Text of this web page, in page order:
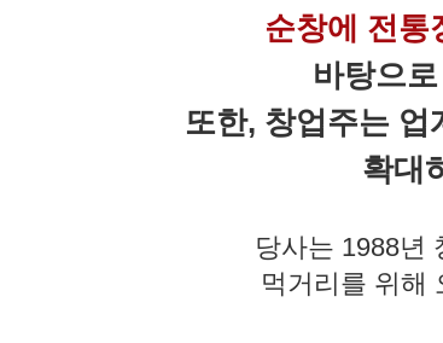
순창에 전통
바탕으
또한, 창업주는
확대
당사는 1988년
먹거리를 위해